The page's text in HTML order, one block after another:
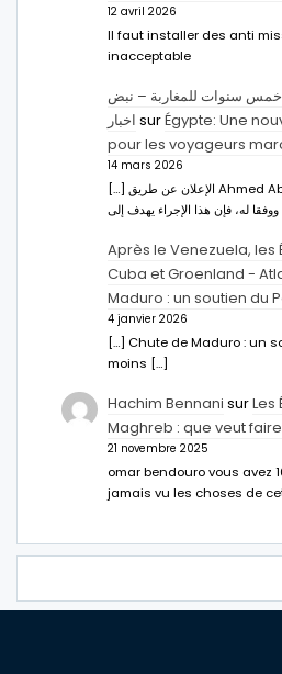
12 avril 2026
Il faut installer des anti
inacceptable
خمس سنوات للمغاربة – نبض
اخبار surÉgypte: Une
pour les voyageurs
14 mars 2026
[…] الإعلان عن طريق Ahmed Abdel-Latifسفير مصر بالرباط.
Après le Venezuela, les
Cuba et Groenland -
Maduro : un soutien du
4 janvier 2026
[…] Chute de Maduro : un
moins […]
Hachim Bennani surLes
Maghreb : que veut
21 novembre 2025
omar bendouro vous avez
jamais vu les choses de